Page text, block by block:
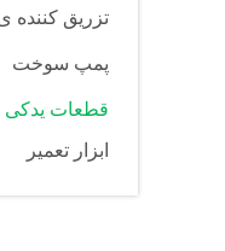
تزریق
پمپ سوخت
قطعات یدکی
ابزار تعمیر